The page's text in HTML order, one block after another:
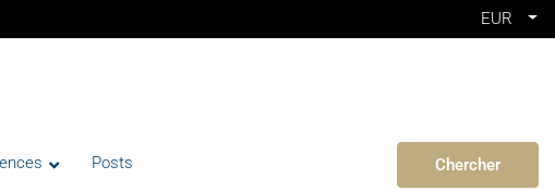
EUR
Posts Chercher